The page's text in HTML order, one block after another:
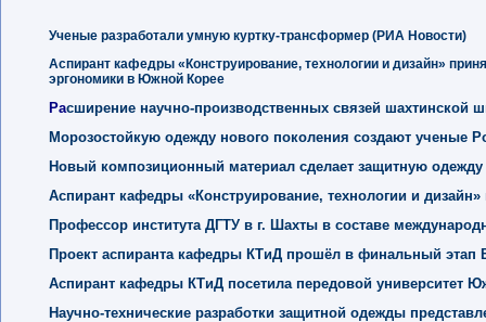
Ученые разработали умную куртку-трансформер (РИА Новости)
Аспирант кафедры «Конструирование, технологии и дизайн»
эргономики в Южной Корее
Расширение научно-производственных связей шахтинской
Морозостойкую одежду нового поколения создают ученые
Новый композиционный материал сделает защитную одежду
Аспирант кафедры «Конструирование, технологии и
Профессор института ДГТУ в г. Шахты в составе
Проект аспиранта кафедры КТиД прошёл в финальный этап
Аспирант кафедры КТиД посетила передовой университет
Научно-технические разработки защитной одежды